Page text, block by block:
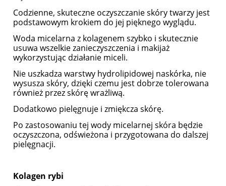
Codzienne, skuteczne oczyszczanie skóry twarzy jest
podstawowym krokiem do jej pięknego wyglądu.
Woda micelarna z kolagenem szybko i skutecznie
usuwa wszelkie zanieczyszczenia i makijaż
wykorzystując działanie miceli.
Nie uszkadza warstwy hydrolipidowej naskórka, nie
wysusza skóry, dzięki czemu jest dobrze tolerowana
również przez skórę wrażliwą.
Dodatkowo pielęgnuje i zmiękcza skórę.
Po zastosowaniu tej wody micelarnej skóra będzie
oczyszczona, odświeżona i przygotowana do dalszej
pielęgnacji.
Kolagen rybi